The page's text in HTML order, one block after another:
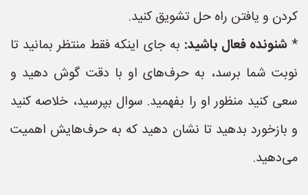
کردن و یافتن راه حل تشویق کنید.
*شنونده فعال باشید: به جای اینکه فقط منتظر بمانید تا
نوبت شما برسد، به حرف‌های او با دقت گوش دهید و
سعی کنید منظور او را بفهمید. سوال بپرسید، خلاصه کنید
و بازخورد بدهید تا نشان دهید که به حرف‌هایش اهمیت
می‌دهید.